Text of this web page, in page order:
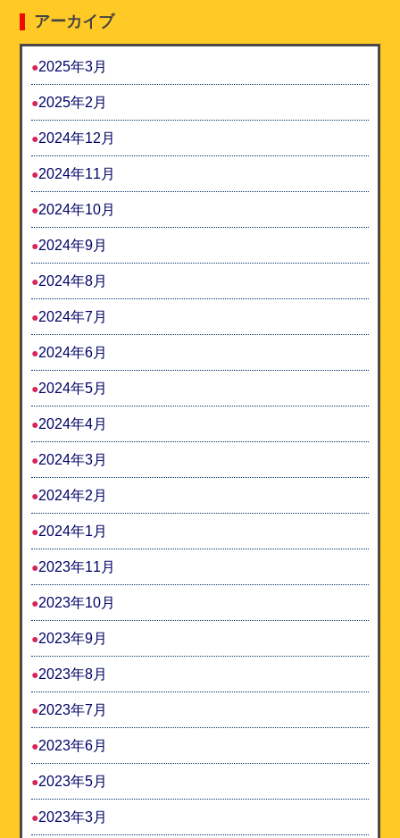
アーカイブ
2025年3月
2025年2月
2024年12月
2024年11月
2024年10月
2024年9月
2024年8月
2024年7月
2024年6月
2024年5月
2024年4月
2024年3月
2024年2月
2024年1月
2023年11月
2023年10月
2023年9月
2023年8月
2023年7月
2023年6月
2023年5月
2023年3月